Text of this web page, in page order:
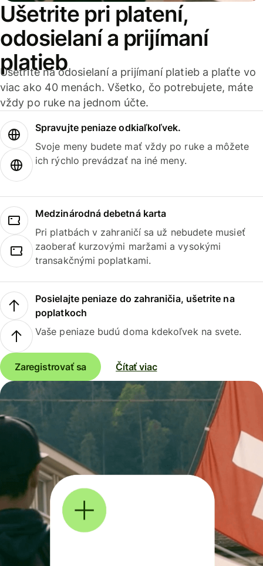
Ušetrite pri platení,
odosielaní a prijímaní
platieb
Ušetrite na odosielaní a prijímaní platieb a plaťte vo
viac ako 40 menách. Všetko, čo potrebujete, máte
vždy po ruke na jednom účte.
Spravujte peniaze odkiaľkoľvek.
Svoje meny budete mať vždy po ruke a môžete
ich rýchlo prevádzať na iné meny.
Medzinárodná debetná karta
Pri platbách v zahraničí sa už nebudete musieť
zaoberať kurzovými maržami a vysokými
transakčnými poplatkami.
Posielajte peniaze do zahraničia, ušetrite na
poplatkoch
Vaše peniaze budú doma kdekoľvek na svete.
Zaregistrovať sa Čítať viac